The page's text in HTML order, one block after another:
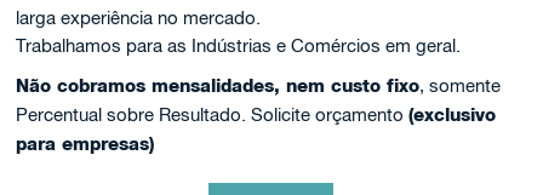
larga experiência no mercado.
Trabalhamos para as Indústrias e Comércios em geral.
Não cobramos mensalidades, nem custo fixo, somente
Percentual sobre Resultado. Solicite orçamento(exclusivo
para empresas)